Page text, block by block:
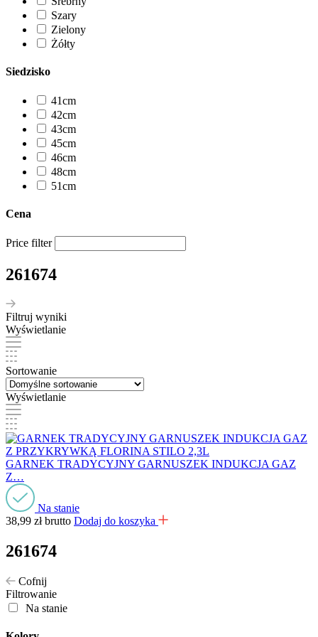
Szary
Zielony
Żółty
Siedzisko
41cm
42cm
43cm
45cm
46cm
48cm
51cm
Cena
Price filter
261674
Filtruj wyniki
Wyświetlanie
Sortowanie
Wyświetlanie
GARNEK TRADYCYJNY GARNUSZEK INDUKCJA GAZ
Z…
Na stanie
38,99 zł brutto Dodaj do koszyka
261674
Cofnij
Filtrowanie
Na stanie